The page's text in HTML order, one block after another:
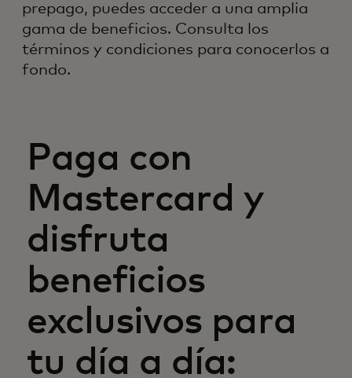
prepago, puedes acceder a una amplia
gama de beneficios. Consulta los
términos y condiciones para conocerlos a
fondo.
Paga con
Mastercard y
disfruta
beneficios
exclusivos para
tu día a día: